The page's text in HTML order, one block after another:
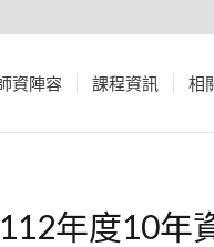
資陣容 課程資訊 相
年度10年